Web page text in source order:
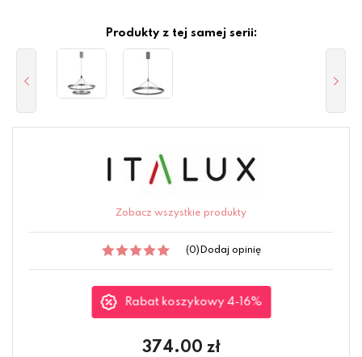
Produkty z tej samej serii:
Zobacz wszystkie produkty
(0) Dodaj opinię
Rabat koszykowy 4-16%
374.00 zł